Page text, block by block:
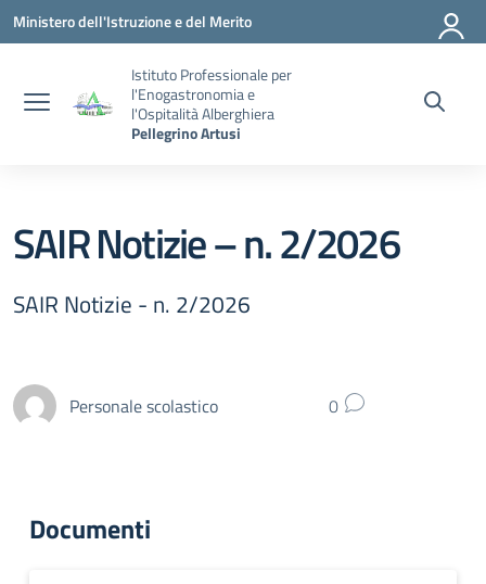
Vai ai contenuti
Vai al menu di navigazione
Vai al footer
Ministero dell'Istruzione e del Merito
Istituto Professionale per
l'Enogastronomia e
l'Ospitalità Alberghiera
Pellegrino Artusi
SAIR Notizie – n. 2/2026
SAIR Notizie - n. 2/2026
Personale scolastico 0
Documenti